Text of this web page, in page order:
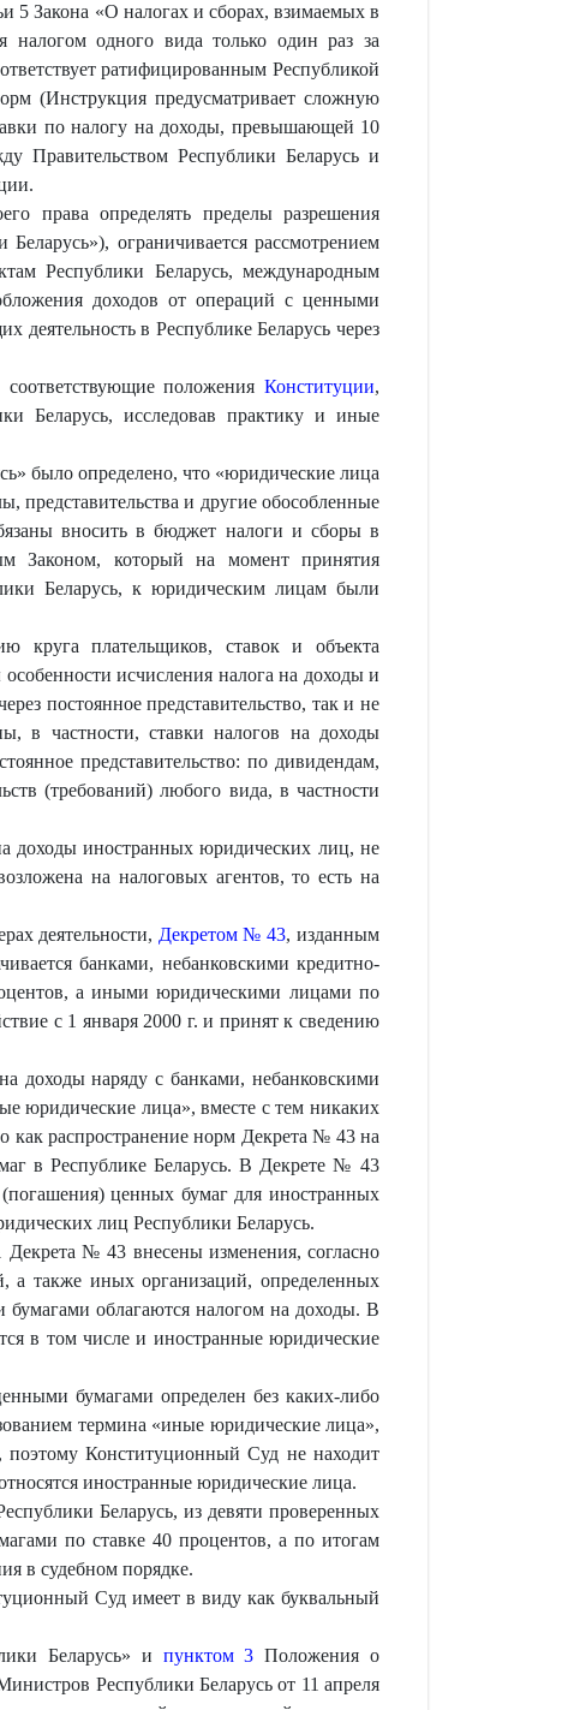
5 Закона «О налогах и сборах, взимаемых в
налогом одного вида только один раз за
ратифицированным Республикой
(Инструкция предусматривает сложную
по налогу на доходы, превышающей 10
Правительством Республики Беларусь и
права определять пределы разрешения
ограничивается рассмотрением
Республики Беларусь, международным
доходов от операций с ценными
в Республике Беларусь через
положения Конституции,
Беларусь, исследовав практику и иные
было определено, что «юридические лица
и другие обособленные
вносить в бюджет налоги и сборы в
Законом, который на момент принятия
Беларусь, к юридическим лицам были
круга плательщиков, ставок и объекта
исчисления налога на доходы и
постоянное представительство, так и не
в частности, ставки налогов на доходы
представительство: по дивидендам,
(требований) любого вида, в частности
доходы иностранных юридических лиц, не
на налоговых агентов, то есть на
деятельности, Декретом № 43, изданным
банками, небанковскими кредитно-
а иными юридическими лицами по
с 1 января 2000 г. и принят к сведению
доходы наряду с банками, небанковскими
юридические лица», вместе с тем никаких
распространение норм Декрета № 43 на
в Республике Беларусь. В Декрете № 43
ценных бумаг для иностранных
лиц Республики Беларусь.
Декрета № 43 внесены изменения, согласно
а также иных организаций, определенных
бумагами облагаются налогом на доходы. В
в том числе и иностранные юридические
бумагами определен без каких-либо
термина «иные юридические лица»,
поэтому Конституционный Суд не находит
иностранные юридические лица.
Беларусь, из девяти проверенных
по ставке 40 процентов, а по итогам
в судебном порядке.
Суд имеет в виду как буквальный
Беларусь» и пунктом 3 Положения о
Республики Беларусь от 11 апреля